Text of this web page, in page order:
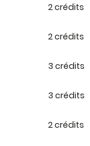
2 crédits
2 crédits
3 crédits
3 crédits
2 crédits